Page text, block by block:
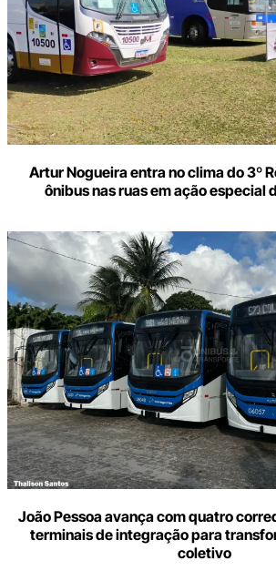
Artur Nogueira entra no clima do 3º
ônibus nas ruas em ação especial
João Pessoa avança com quatro
terminais de integração para
coletivo